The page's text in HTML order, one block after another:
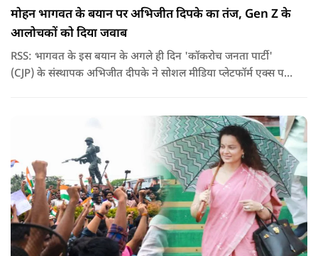
मोहन भागवत के बयान पर अभिजीत दिपके का तंज, Gen Z के
आलोचकों को दिया जवाब
RSS: भागवत के इस बयान के अगले ही दिन 'कॉकरोच जनता पार्टी'
(CJP) के संस्थापक अभिजीत दीपके ने सोशल मीडिया प्लेटफॉर्म एक्स पर